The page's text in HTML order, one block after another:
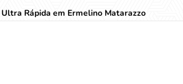
Rápida em Ermelino Matarazzo